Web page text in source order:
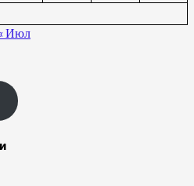
Июл